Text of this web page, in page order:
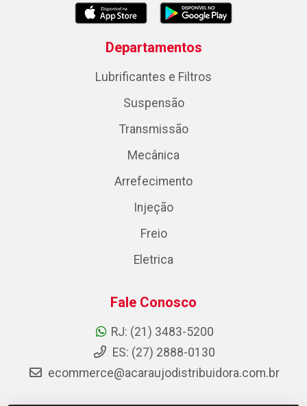
Departamentos
Lubrificantes e Filtros
Suspensão
Transmissão
Mecânica
Arrefecimento
Injeção
Freio
Eletrica
Fale Conosco
RJ: (21) 3483-5200
ES: (27) 2888-0130
ecommerce@acaraujodistribuidora.com.br